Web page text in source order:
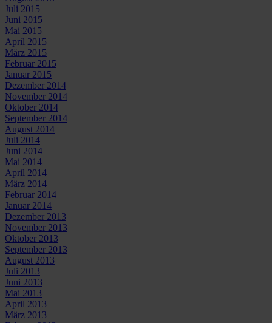
Juli 2015
Juni 2015
Mai 2015
April 2015
März 2015
Februar 2015
Januar 2015
Dezember 2014
November 2014
Oktober 2014
September 2014
August 2014
Juli 2014
Juni 2014
Mai 2014
April 2014
März 2014
Februar 2014
Januar 2014
Dezember 2013
November 2013
Oktober 2013
September 2013
August 2013
Juli 2013
Juni 2013
Mai 2013
April 2013
März 2013